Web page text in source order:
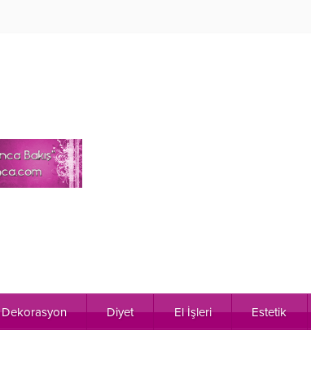
Dekorasyon Diyet El İşleri Estetik